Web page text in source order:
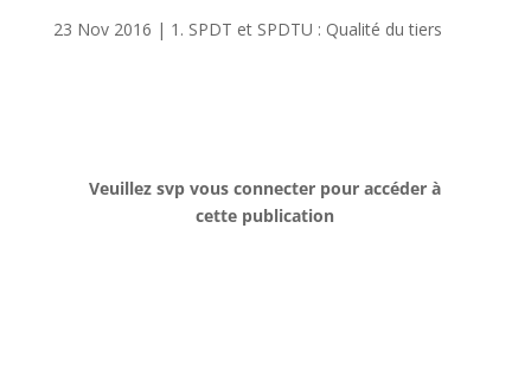
23 Nov 2016 | 1. SPDT et SPDTU : Qualité du tiers
Veuillez svp vous connecter pour accéder à
cette publication